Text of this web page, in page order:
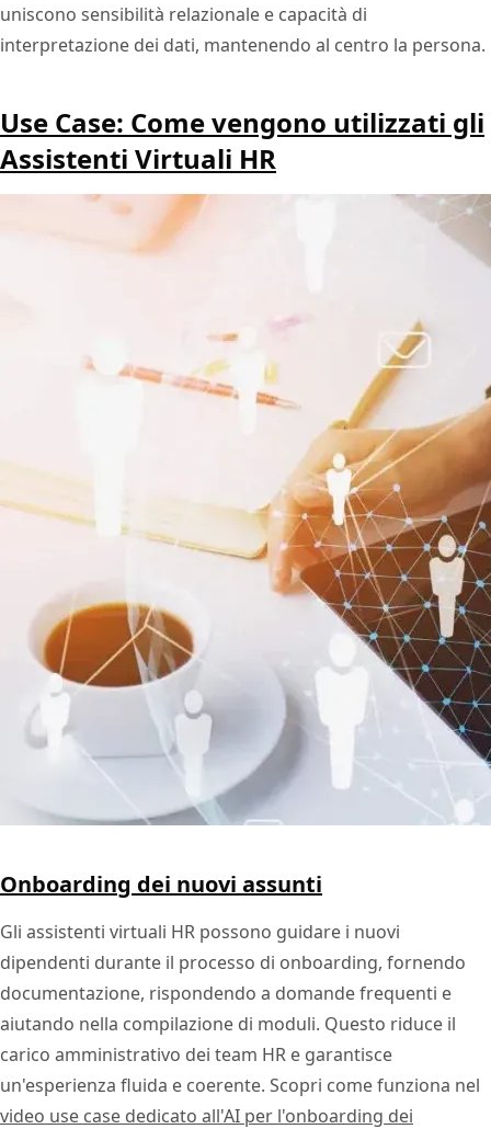
uniscono sensibilità relazionale e capacità di
interpretazione dei dati, mantenendo al centro la persona.
Use Case: Come vengono utilizzati gli
Assistenti Virtuali HR
Onboarding dei nuovi assunti
Gli assistenti virtuali HR possono guidare i nuovi
dipendenti durante il processo di onboarding, fornendo
documentazione, rispondendo a domande frequenti e
aiutando nella compilazione di moduli. Questo riduce il
carico amministrativo dei team HR e garantisce
un'esperienza fluida e coerente. Scopri come funziona nel
video use case dedicato all'AI per l'onboarding dei